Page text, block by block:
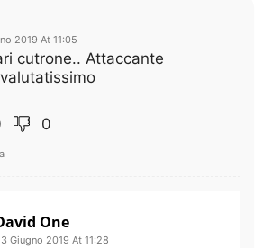
2019 At 11:05
cutrone.. Attaccante
0
One
Giugno 2019 At 11:28